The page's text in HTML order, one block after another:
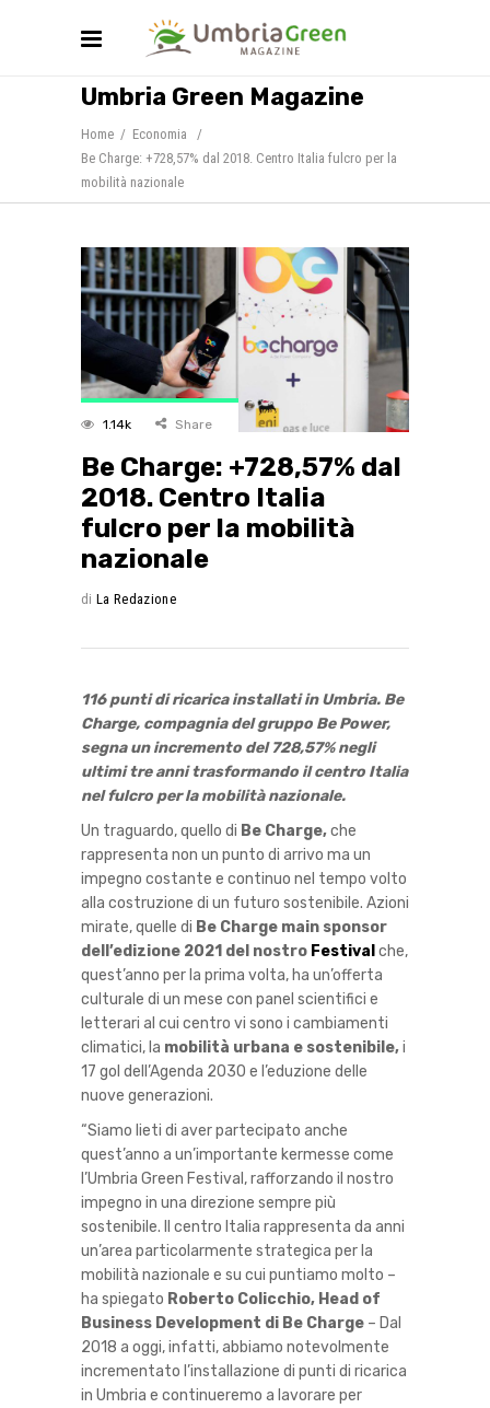
Umbria Green Magazine
Home / Economia
/
Be Charge: +728,57% dal 2018. Centro Italia fulcro per la
mobilità nazionale
1.14k Share
Be Charge: +728,57% dal
2018. Centro Italia
fulcro per la mobilità
nazionale
di La Redazione
116 punti di ricarica installati in Umbria. Be
Charge, compagnia del gruppo Be Power,
segna un incremento del 728,57% negli
ultimi tre anni trasformando il centro Italia
nel fulcro per la mobilità nazionale.
Un traguardo, quello di Be Charge,che
rappresenta non un punto di arrivo ma un
impegno costante e continuo nel tempo volto
alla costruzione di un futuro sostenibile. Azioni
mirate, quelle di Be Charge main sponsor
dell’edizione 2021 del nostro Festival che,
quest’anno per la prima volta, ha un’offerta
culturale di un mese con panel scientifici e
letterari al cui centro vi sono i cambiamenti
climatici, la mobilità urbana e sostenibile,i
17 gol dell’Agenda 2030 e l’eduzione delle
nuove generazioni.
“Siamo lieti di aver partecipato anche
quest’anno a un’importante kermesse come
l’Umbria Green Festival, rafforzando il nostro
impegno in una direzione sempre più
sostenibile. Il centro Italia rappresenta da anni
un’area particolarmente strategica per la
mobilità nazionale e su cui puntiamo molto –
ha spiegato Roberto Colicchio, Head of
Business Development di Be Charge – Dal
2018 a oggi, infatti, abbiamo notevolmente
incrementato l’installazione di punti di ricarica
in Umbria e continueremo a lavorare per